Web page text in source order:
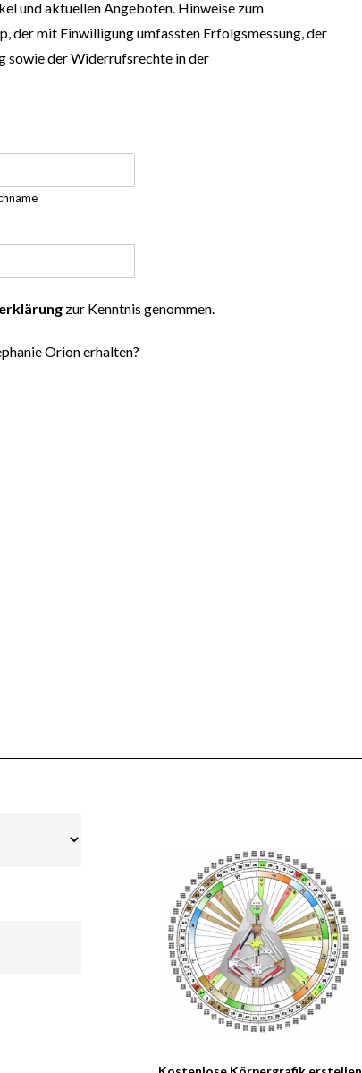
und aktuellen Angeboten. Hinweise zum
der mit Einwilligung umfassten Erfolgsmessung, der
sowie der Widerrufsrechte in der
zur Kenntnis genommen.
Orion erhalten?